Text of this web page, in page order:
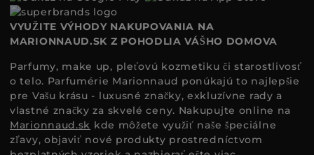
VYUŽITE VÝHODY NAKUPOVANIA NA
MARIONNAUD.SK Z POHODLIA VÁŠHO DOMOVA
Parfumy, make up, pleťovú kozmetiku či starostlivosť
o telo. Parfumérie Marionnaud ponúkajú to najlepšie
pre Vašu krásu - luxusné značky, exkluzívne rady a
vlastné značky za skvelé ceny. Nakupujte online na
Marionnaud.sk kde môžete využiť naše špeciálne
zľavy, objaviť nové produkty prostredníctvom